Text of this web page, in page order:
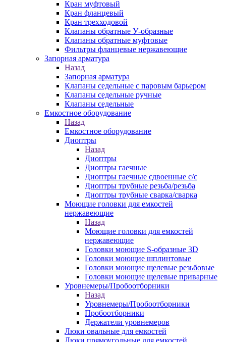
Кран муфтовый
Кран фланцевый
Кран трехходовой
Клапаны обратные У-образные
Клапаны обратные муфтовые
Фильтры фланцевые нержавеющие
Запорная арматура
Назад
Запорная арматура
Клапаны седельные с паровым барьером
Клапаны седельные ручные
Клапаны седельные
Емкостное оборудование
Назад
Емкостное оборудование
Диоптры
Назад
Диоптры
Диоптры гаечные
Диоптры гаечные сдвоенные c/c
Диоптры трубные резьба/резьба
Диоптры трубные сварка/сварка
Моющие головки для емкостей
нержавеющие
Назад
Моющие головки для емкостей
нержавеющие
Головки моющие S-образные 3D
Головки моющие шплинтовые
Головки моющие щелевые резьбовые
Головки моющие щелевые приварные
Уровнемеры/Пробоотборники
Назад
Уровнемеры/Пробоотборники
Пробоотборники
Держатели уровнемеров
Люки овальные для емкостей
Люки прямоугольные для емкостей